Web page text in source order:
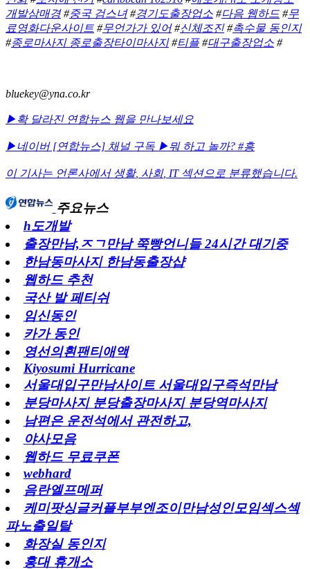
개발삼매경#중국 검스녀#경기도출장업소 #다음 웹하드 #무
료영화다운사이트 #무언가가 있어#신체조진#촉수물 동인지
#종로마사지 종로출장타이마사지#티플#대구출장업소 #
bluekey@yna.co.kr
▶확 달라진 연합뉴스 웹을 만나보세요
▶네이버 [연합뉴스] 채널 구독 ▶뭐 하고 놀까? #흥
이 기사는 언론사에서 생활, 사회, IT섹션으로 분류했습니다.
주요뉴스
h도개발
출장만남,ㅈㄱ만남 쭉빵언니들 24시간 대기중
한남동마사지 한남동출장샵
웹하드 추천
국산 발 페티쉬
임신동인
카가 동인
영선의흰팬티애액
Kiyosumi Hurricane
서울대입구만남사이트 서울대입구즉석만남
분당마사지 분당출장마사지 분당역마사지
남편은 운전석에서 관전하고,
야사모음
웹하드 무료쿠폰
webhard
음란엘프메퍼
케미팟싱글커플부부엔조이만남성인모임섹스섹
파노출일탈
화장실 동인지
홍대 휴개소